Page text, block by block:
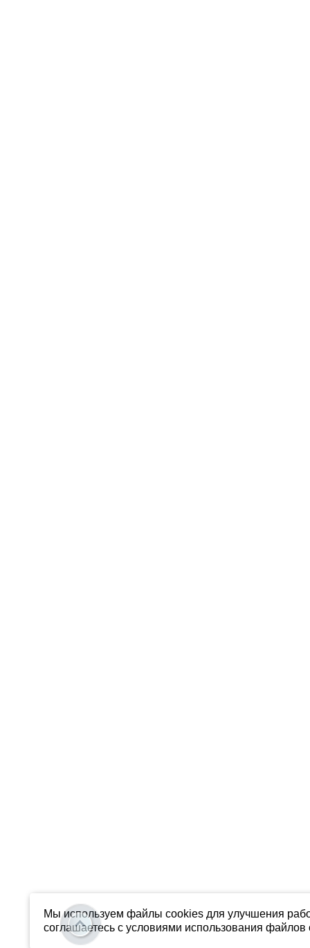
Мы используем файлы cookies для улучшения
соглашаетесь с условиями использования файлов